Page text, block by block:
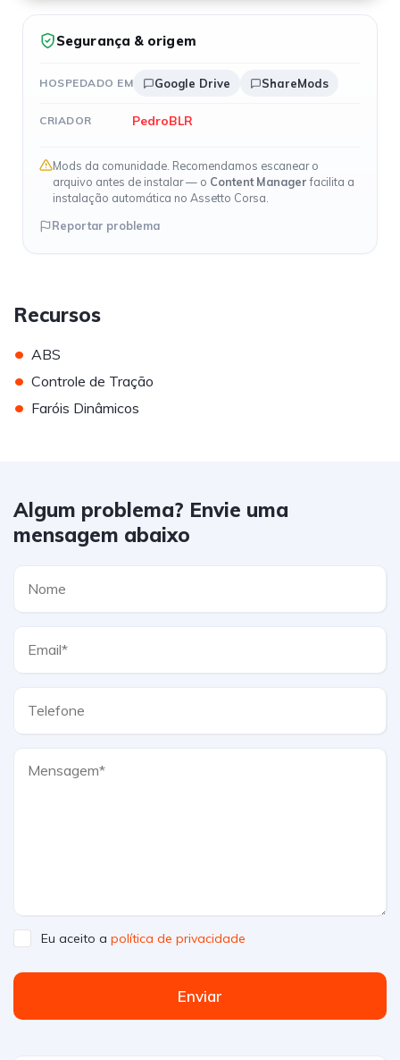
Segurança & origem
HOSPEDADO EM Google Drive ShareMods
CRIADOR PedroBLR
Mods da comunidade. Recomendamos escanear o
arquivo antes de instalar — o Content Managerfacilita a
instalação automática no Assetto Corsa.
Reportar problema
Recursos
• ABS
• Controle de Tração
• Faróis Dinâmicos
Algum problema? Envie uma
mensagem abaixo
Eu aceito a política de privacidade
Enviar